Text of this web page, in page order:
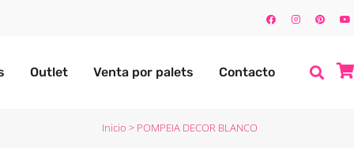
Outlet Venta por palets Contacto
Inicio > POMPEIA DECOR BLANCO